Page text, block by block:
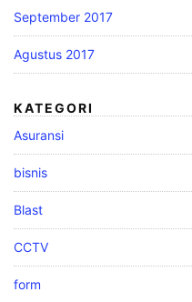
September 2017
Agustus 2017
KATEGORI
Asuransi
bisnis
Blast
CCTV
form